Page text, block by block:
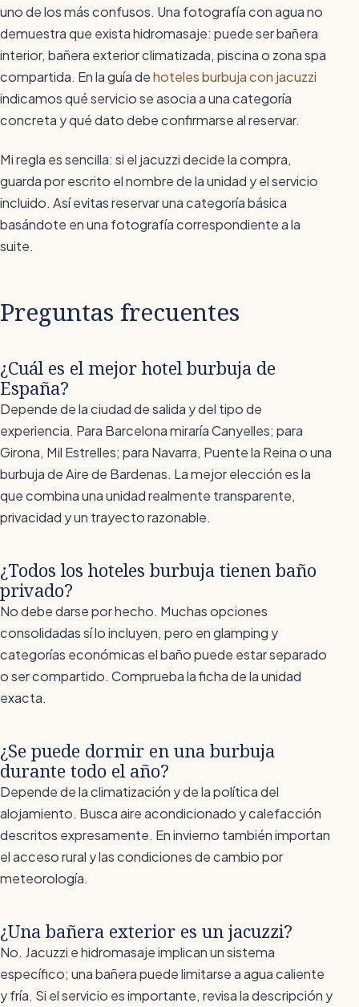
uno de los más confusos. Una fotografía con agua no
demuestra que exista hidromasaje: puede ser bañera
interior, bañera exterior climatizada, piscina o zona spa
compartida. En la guía dehoteles burbuja con jacuzzi
indicamos qué servicio se asocia a una categoría
concreta y qué dato debe confirmarse al reservar.
Mi regla es sencilla: si el jacuzzi decide la compra,
guarda por escrito el nombre de la unidad y el servicio
incluido. Así evitas reservar una categoría básica
basándote en una fotografía correspondiente a la
suite.
Preguntas frecuentes
¿Cuál es el mejor hotel burbuja de
España?
Depende de la ciudad de salida y del tipo de
experiencia. Para Barcelona miraría Canyelles; para
Girona, Mil Estrelles; para Navarra, Puente la Reina o una
burbuja de Aire de Bardenas. La mejor elección es la
que combina una unidad realmente transparente,
privacidad y un trayecto razonable.
¿Todos los hoteles burbuja tienen baño
privado?
No debe darse por hecho. Muchas opciones
consolidadas sí lo incluyen, pero en glamping y
categorías económicas el baño puede estar separado
o ser compartido. Comprueba la ficha de la unidad
exacta.
¿Se puede dormir en una burbuja
durante todo el año?
Depende de la climatización y de la política del
alojamiento. Busca aire acondicionado y calefacción
descritos expresamente. En invierno también importan
el acceso rural y las condiciones de cambio por
meteorología.
¿Una bañera exterior es un jacuzzi?
No. Jacuzzi e hidromasaje implican un sistema
específico; una bañera puede limitarse a agua caliente
y fría. Si el servicio es importante, revisa la descripción y